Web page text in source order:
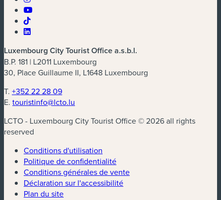
Luxembourg City Tourist Office a.s.b.l.
B.P. 181 | L2011 Luxembourg
30, Place Guillaume II, L1648 Luxembourg
T. +352 22 28 09
E. touristinfo@lcto.lu
LCTO - Luxembourg City Tourist Office © 2026 all rights
reserved
Conditions d'utilisation
Politique de confidentialité
Conditions générales de vente
Déclaration sur l'accessibilité
Plan du site